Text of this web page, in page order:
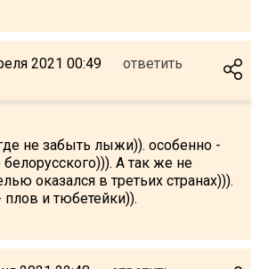
2021 00:49 ответить
не забыть лыжи)). особенно -
А так же не
оказался в третьих странах))).
и тюбетейки)).